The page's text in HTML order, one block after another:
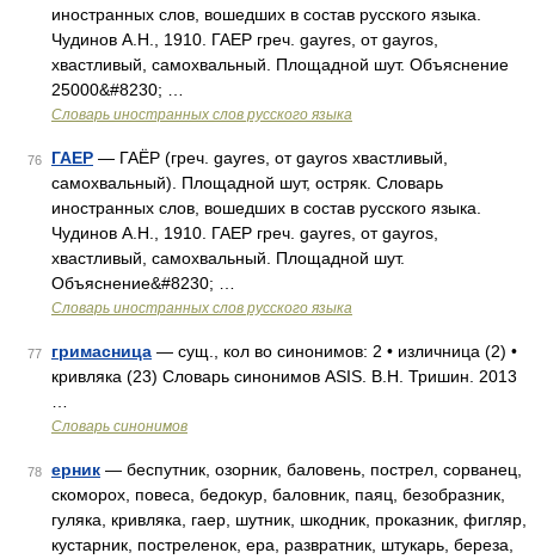
иностранных слов, вошедших в состав русского языка.
Чудинов А.Н., 1910. ГАЕР греч. gayres, от gayros,
хвастливый, самохвальный. Площадной шут. Объяснение
25000&#8230; …
Словарь иностранных слов русского языка
76 ГАЕР — ГАЁР (греч. gayres, от gayros хвастливый,
самохвальный). Площадной шут, остряк. Словарь
иностранных слов, вошедших в состав русского языка.
Чудинов А.Н., 1910. ГАЕР греч. gayres, от gayros,
хвастливый, самохвальный. Площадной шут.
Объяснение&#8230; …
Словарь иностранных слов русского языка
77 гримасница — сущ., кол во синонимов: 2 • изличница (2) •
кривляка (23) Словарь синонимов ASIS. В.Н. Тришин. 2013
Словарь синонимов
78 ерник — беспутник, озорник, баловень, пострел, сорванец,
скоморох, повеса, бедокур, баловник, паяц, безобразник,
гуляка, кривляка, гаер, шутник, шкодник, проказник, фигляр,
кустарник, постреленок, ера, развратник, штукарь, береза,